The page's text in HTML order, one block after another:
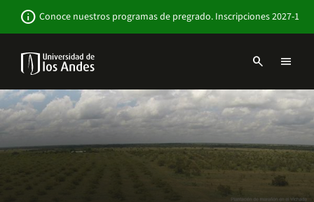
contenido
info Conoce nuestros programas de pregrado. Inscripciones 2027-1
Navbar
-
Sitio
Institucional
search menu